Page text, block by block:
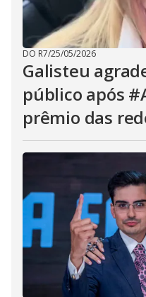
DO R7/25/05/2026
Galisteu
público após
prêmio das